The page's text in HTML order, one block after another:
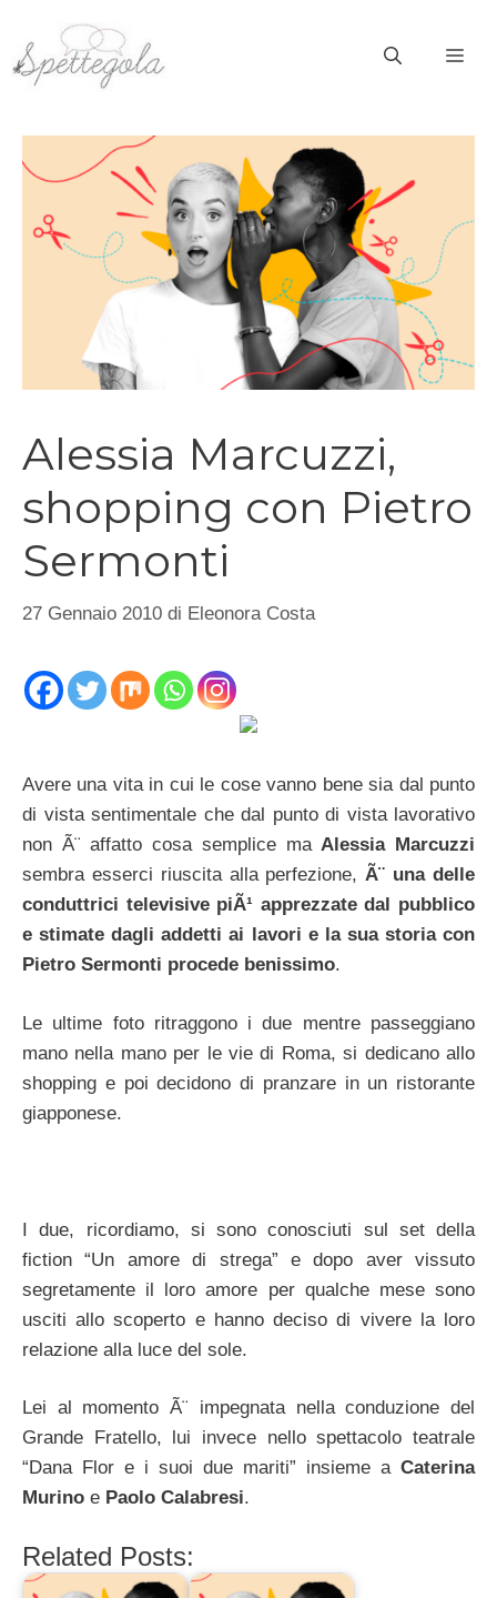
contenuto
Alessia Marcuzzi,
shopping con Pietro
Sermonti
27 Gennaio 2010 di Eleonora Costa
Avere una vita in cui le cose vanno bene sia dal punto
di vista sentimentale che dal punto di vista lavorativo
non Ã¨ affatto cosa semplice maAlessia Marcuzzi
sembra esserci riuscita alla perfezione,Ã¨ una delle
conduttrici televisive piÃ¹ apprezzate dal pubblico
e stimate dagli addetti ai lavori e la sua storia con
Pietro Sermonti procede benissimo.
Le ultime foto ritraggono i due mentre passeggiano
mano nella mano per le vie di Roma, si dedicano allo
shopping e poi decidono di pranzare in un ristorante
giapponese.
I due, ricordiamo, si sono conosciuti sul set della
fiction “Un amore di strega” e dopo aver vissuto
segretamente il loro amore per qualche mese sono
usciti allo scoperto e hanno deciso di vivere la loro
relazione alla luce del sole.
Lei al momento Ã¨ impegnata nella conduzione del
Grande Fratello, lui invece nello spettacolo teatrale
“Dana Flor e i suoi due mariti” insieme a Caterina
Murino e Paolo Calabresi.
Related Posts: